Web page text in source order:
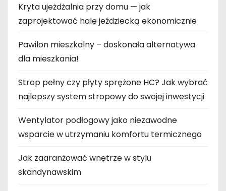
Kryta ujeżdżalnia przy domu — jak
zaprojektować halę jeździecką ekonomicznie
Pawilon mieszkalny – doskonała alternatywa
dla mieszkania!
Strop pełny czy płyty sprężone HC? Jak wybrać
najlepszy system stropowy do swojej inwestycji
Wentylator podłogowy jako niezawodne
wsparcie w utrzymaniu komfortu termicznego
Jak zaaranżować wnętrze w stylu
skandynawskim